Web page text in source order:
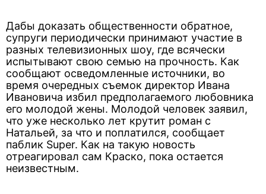
Дабы доказать общественности обратное,
супруги периодически принимают участие в
разных телевизионных шоу, где всячески
испытывают свою семью на прочность. Как
сообщают осведомленные источники, во
время очередных съемок директор Ивана
Ивановича избил предполагаемого любовника
его молодой жены. Молодой человек заявил,
что уже несколько лет крутит роман с
Натальей, за что и поплатился, сообщает
паблик Super. Как на такую новость
отреагировал сам Краско, пока остается
неизвестным.